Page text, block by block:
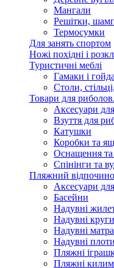
Мангали
Решітки,
Термосумки
Для занять спортом
Ножі похідні і
Туристичні меблі
Гамаки і
Столи,
Товари для
Аксесуари
Взуття для
Катушки
Коробки та
Оснащення та
Спінінги та
Пляжний
Аксесуари
Басейни
Надувні
Надувні круги
Надувні
Надувні
Пляжні
Пляжні